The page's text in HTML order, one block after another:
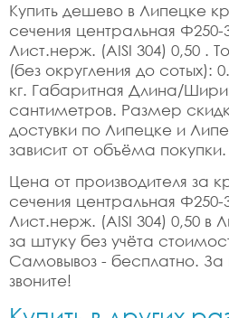
Купить дешево в Липецке
сечения центральная
Лист.нерж. (AISI 304) 0,50 .
(без округления до сотых):
кг. Габаритная Длина/
сантиметров. Размер
достувки по Липецке и
зависит от объёма покупки.
Цена от производителя за
сечения центральная
Лист.нерж. (AISI 304) 0,50 в
за штуку без учёта
Самовывоз - бесплатно.
звоните!